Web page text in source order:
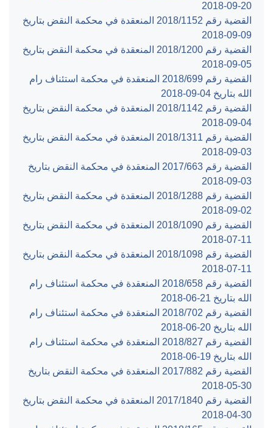
‎2018-09-20‏
القضية رقم ‎1152‏/‎2018‏ المنعقدة في محكمة النقض بتاريخ
‎2018-09-09‏
القضية رقم ‎1200‏/‎2018‏ المنعقدة في محكمة النقض بتاريخ
‎2018-09-05‏
القضية رقم ‎699‏/‎2018‏ المنعقدة في محكمة استئناف رام
الله بتاريخ ‎2018-09-04‏
القضية رقم ‎1142‏/‎2018‏ المنعقدة في محكمة النقض بتاريخ
‎2018-09-04‏
القضية رقم ‎1311‏/‎2018‏ المنعقدة في محكمة النقض بتاريخ
‎2018-09-03‏
القضية رقم ‎663‏/‎2017‏ المنعقدة في محكمة النقض بتاريخ
‎2018-09-03‏
القضية رقم ‎1288‏/‎2018‏ المنعقدة في محكمة النقض بتاريخ
‎2018-09-02‏
القضية رقم ‎1090‏/‎2018‏ المنعقدة في محكمة النقض بتاريخ
‎2018-07-11‏
القضية رقم ‎1098‏/‎2018‏ المنعقدة في محكمة النقض بتاريخ
‎2018-07-11‏
القضية رقم ‎658‏/‎2018‏ المنعقدة في محكمة استئناف رام
الله بتاريخ ‎2018-06-21‏
القضية رقم ‎702‏/‎2018‏ المنعقدة في محكمة استئناف رام
الله بتاريخ ‎2018-06-20‏
القضية رقم ‎827‏/‎2018‏ المنعقدة في محكمة استئناف رام
الله بتاريخ ‎2018-06-19‏
القضية رقم ‎882‏/‎2017‏ المنعقدة في محكمة النقض بتاريخ
‎2018-05-30‏
القضية رقم ‎1840‏/‎2017‏ المنعقدة في محكمة النقض بتاريخ
‎2018-04-30‏